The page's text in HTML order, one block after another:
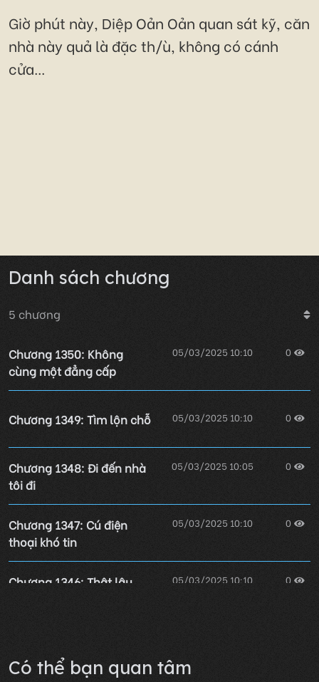
Giờ phút này, Diệp Oản Oản quan sát kỹ, căn
nhà này quả là đặc th/ù, không có cánh
cửa...
Danh sách chương
5 chương
Chương 1350: Không
cùng một đẳng cấp
05/03/2025 10:10 0
Chương 1349: Tìm lộn chỗ 05/03/2025 10:10 0
Chương 1348: Đi đến nhà
tôi đi
05/03/2025 10:05 0
Chương 1347: Cú điện
thoại khó tin
05/03/2025 10:10 0
Chương 1346: Thật lâu
05/03/2025 10:10 0
Có thể bạn quan tâm